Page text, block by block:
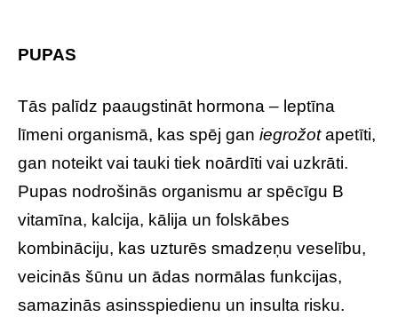
PUPAS
Tās palīdz paaugstināt hormona – leptīna
līmeni organismā, kas spēj gan iegrožotapetīti,
gan noteikt vai tauki tiek noārdīti vai uzkrāti.
Pupas nodrošinās organismu ar spēcīgu B
vitamīna, kalcija, kālija un folskābes
kombināciju, kas uzturēs smadzeņu veselību,
veicinās šūnu un ādas normālas funkcijas,
samazinās asinsspiedienu un insulta risku.